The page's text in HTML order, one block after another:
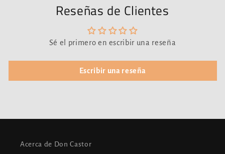
Reseñas de Clientes
Sé el primero en escribir una reseña
Escribir una reseña
Acerca de Don Castor